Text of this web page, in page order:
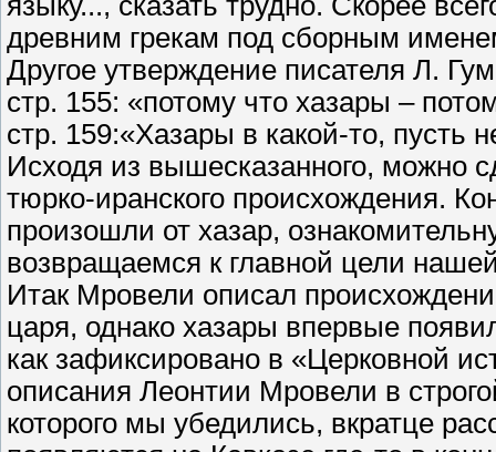
древним грекам под сборным
Другое утверждение писателя Л.
стр. 155: «потому что хазары –
стр. 159:«Хазары в какой-то, пусть
Исходя из вышесказанного, можно
тюрко-иранского происхождения.
произошли от хазар,
возвращаемся к главной цели
Итак Мровели описал
царя, однако хазары впервые
как зафиксировано в «Церковной
описания Леонтии Мровели в
которого мы убедились, вкратце